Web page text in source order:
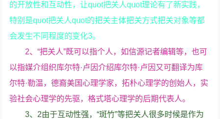
的开放性和互动性，让quot把关人quot理论有了新实践，
特别是quot把关人quot的把关主体把关方式把关对象等都
会发生不同程度的变化3。
2、“把关人”既可以指个人，如信源记者编辑等，也可
以指媒介组织库尔特·卢因介绍库尔特·卢因又可翻译为库
尔特·勒温，德裔美国心理学家，拓朴心理学的创始人，实
验社会心理学的先驱，格式塔心理学的后期代表人。
3、2由于互动性强，“斑竹”等把关人很多时候是作为